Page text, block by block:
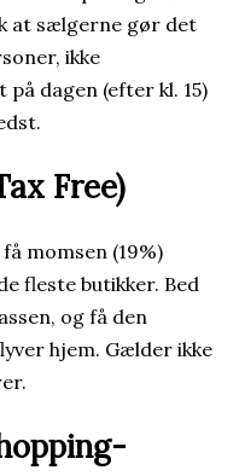
at sælgerne gør det
ikke
dagen (efter kl. 15)
Free)
momsen (19%)
fleste butikker. Bed
og få den
hjem. Gælder ikke